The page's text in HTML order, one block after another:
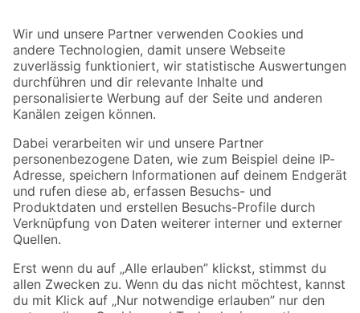
Der toom Newsletter: Keine Angebote und Aktionen mehr verpassen!
Zur Newsletter Anmeldung
Folge uns
Zahlungsarten Versandarten
Sicher einkaufen
Jetzt die toom-App herunterladen